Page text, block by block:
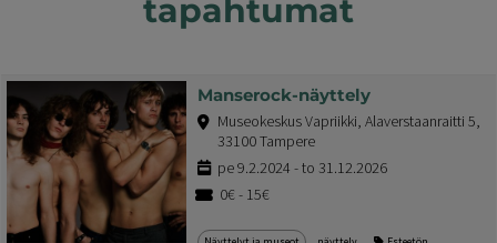
tapahtumat
Manserock-näyttely
Museokeskus Vapriikki, Alaverstaanraitti 5,
33100 Tampere
pe 9.2.2024 - to 31.12.2026
0€ - 15€